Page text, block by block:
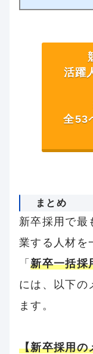
活躍
全53
まとめ
新卒採用で最
業する人材を
「新卒一括採
には、以下の
ます。
【新卒採用の